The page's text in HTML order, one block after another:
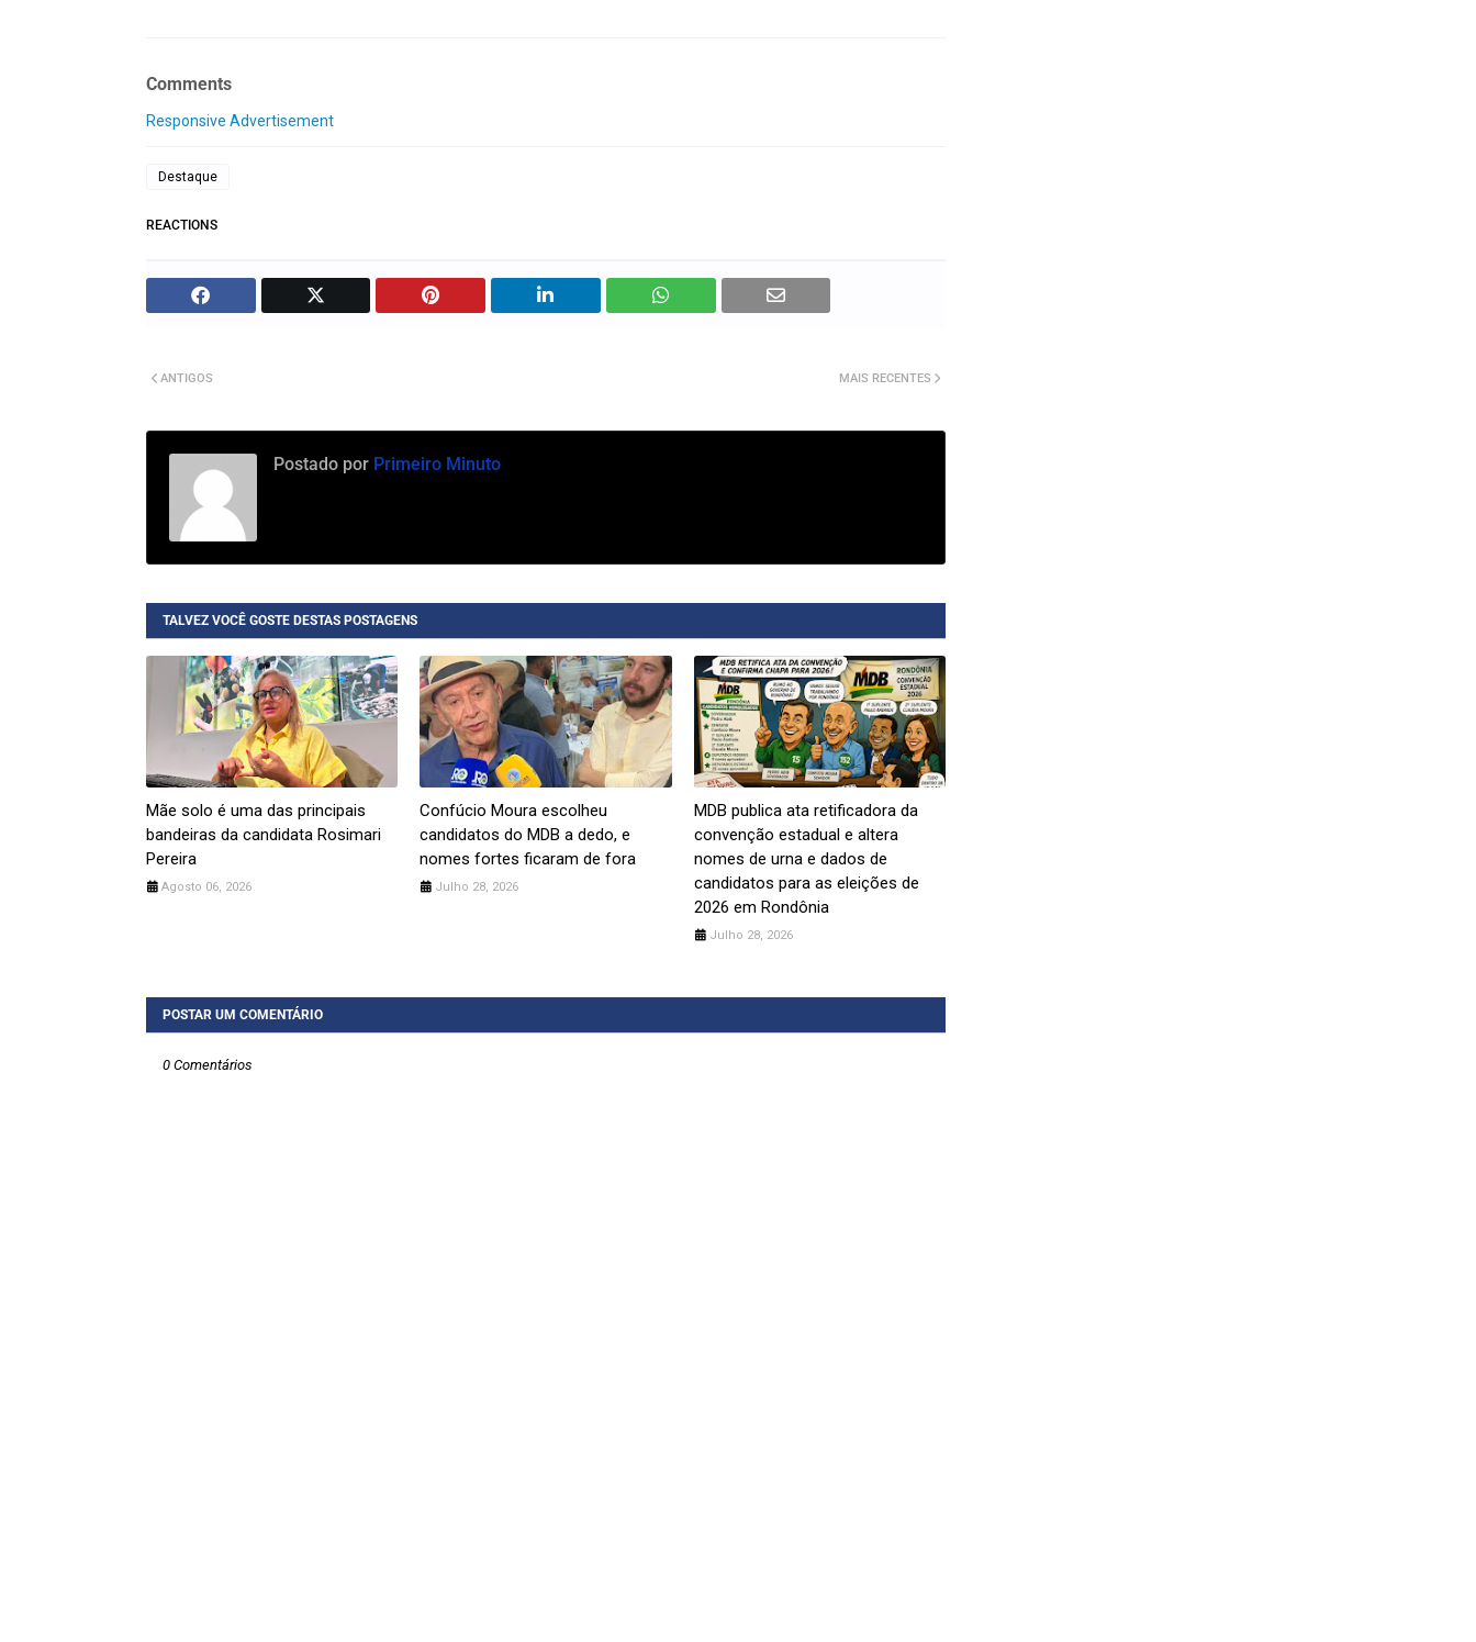
Comments
Responsive Advertisement
Destaque
REACTIONS
MAIS RECENTES
ANTIGOS
Postado por Primeiro Minuto
TALVEZ VOCÊ GOSTE DESTAS POSTAGENS
Mãe solo é uma das principais
bandeiras da candidata Rosimari
Pereira
Agosto 06, 2026
Confúcio Moura escolheu
candidatos do MDB a dedo, e
nomes fortes ficaram de fora
Julho 28, 2026
MDB publica ata retificadora da
convenção estadual e altera
nomes de urna e dados de
candidatos para as eleições de
2026 em Rondônia
Julho 28, 2026
POSTAR UM COMENTÁRIO
0 Comentários